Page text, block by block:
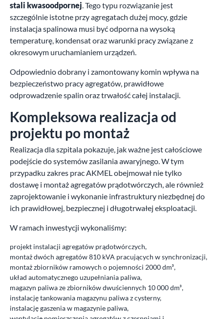
stali kwasoodpornej. Tego typu rozwiązanie jest
szczególnie istotne przy agregatach dużej mocy, gdzie
instalacja spalinowa musi być odporna na wysoką
temperaturę, kondensat oraz warunki pracy związane z
okresowym uruchamianiem urządzeń.
Odpowiednio dobrany i zamontowany komin wpływa na
bezpieczeństwo pracy agregatów, prawidłowe
odprowadzenie spalin oraz trwałość całej instalacji.
Kompleksowa realizacja od
projektu po montaż
Realizacja dla szpitala pokazuje, jak ważne jest całościowe
podejście do systemów zasilania awaryjnego. W tym
przypadku zakres prac AKMEL obejmował nie tylko
dostawę i montaż agregatów prądotwórczych, ale również
zaprojektowanie i wykonanie infrastruktury niezbędnej do
ich prawidłowej, bezpiecznej i długotrwałej eksploatacji.
W ramach inwestycji wykonaliśmy:
projekt instalacji agregatów prądotwórczych,
montaż dwóch agregatów 810 kVA pracujących w synchronizacji,
montaż zbiorników ramowych o pojemności 2000 dm³,
układ automatycznego uzupełniania paliwa,
magazyn paliwa ze zbiorników dwuściennych 10 000 dm³,
instalację tankowania magazynu paliwa z cysterny,
instalację gaszenia w magazynie paliwa,